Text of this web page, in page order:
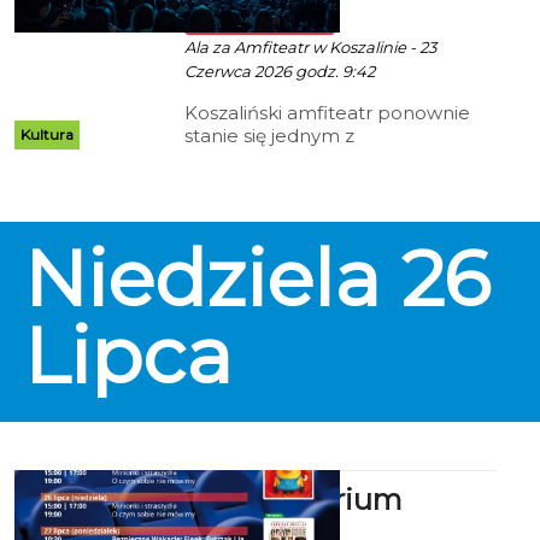
Kultura
ekoszalin POLECA
Ala za Amfiteatr w Koszalinie - 23
Czerwca 2026 godz. 9:42
Koszaliński amfiteatr ponownie
stanie się jednym z
2026. Program pełen wydarzeń
dla różnych grup odbiorców: od
kinowych seansów pod
gwiazdami, przez koncerty
kabarety i muzyczne projekty
specjalne.
Niedziela 26
Lipca
Kino Kryterium